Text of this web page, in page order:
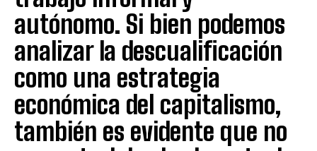
autónomo. Si bien podemos
analizar la descualificación
como una estrategia
económica del capitalismo,
también es evidente que no